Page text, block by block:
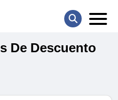
De Descuento